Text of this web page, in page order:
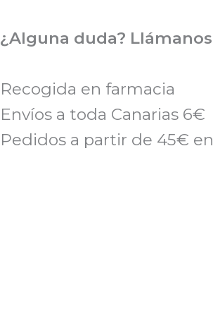
al
¿Alguna duda? Llámanos
Recogida en farmacia
Envíos a toda Canarias 6€
Pedidos a partir de 45€